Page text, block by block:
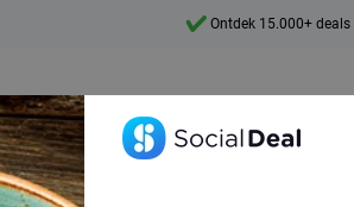
Ontdek 15.000+ deals